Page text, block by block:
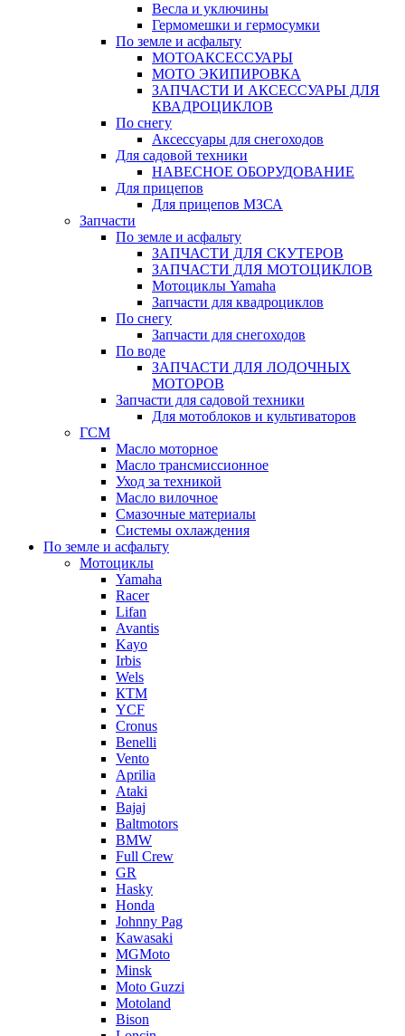
Весла и уключины
Гермомешки и гермосумки
По земле и асфальту
МОТОАКСЕССУАРЫ
МОТО ЭКИПИРОВКА
ЗАПЧАСТИ И АКСЕССУАРЫ ДЛЯ
КВАДРОЦИКЛОВ
По снегу
Аксессуары для снегоходов
Для садовой техники
НАВЕСНОЕ ОБОРУДОВАНИЕ
Для прицепов
Для прицепов МЗСА
Запчасти
По земле и асфальту
ЗАПЧАСТИ ДЛЯ СКУТЕРОВ
ЗАПЧАСТИ ДЛЯ МОТОЦИКЛОВ
Мотоциклы Yamaha
Запчасти для квадроциклов
По снегу
Запчасти для снегоходов
По воде
ЗАПЧАСТИ ДЛЯ ЛОДОЧНЫХ
МОТОРОВ
Запчасти для садовой техники
Для мотоблоков и культиваторов
ГСМ
Масло моторное
Масло трансмиссионное
Уход за техникой
Масло вилочное
Смазочные материалы
Системы охлаждения
По земле и асфальту
Мотоциклы
Yamaha
Racer
Lifan
Avantis
Kayo
Irbis
Wels
КТМ
YCF
Cronus
Benelli
Vento
Aprilia
Ataki
Bajaj
Baltmotors
BMW
Full Crew
GR
Hasky
Honda
Johnny Pag
Kawasaki
MGMoto
Minsk
Moto Guzzi
Motoland
Bison